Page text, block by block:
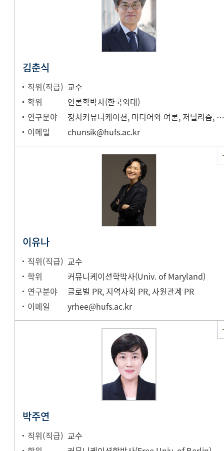
김춘식
직위(직급) 교수
학위
언론학박사(한국외대)
연구분야
정치커뮤니케이션, 미디어와 여론, 저널
이메일
chunsik@hufs.ac.kr
이유나
직위(직급) 교수
학위
커뮤니케이션학박사(Univ. of Maryland)
연구분야
글로벌 PR, 지역사회 PR, 사원관계 PR
이메일
yrhee@hufs.ac.kr
박주연
직위(직급) 교수